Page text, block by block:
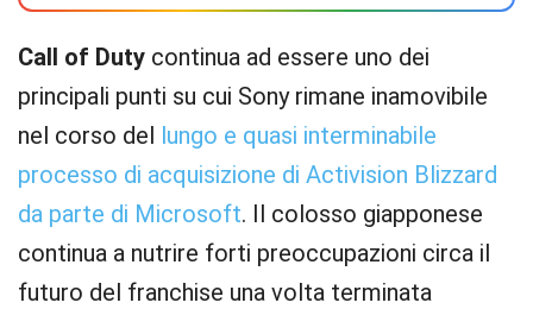
Call of Duty continua ad essere uno dei
principali punti su cui Sony rimane inamovibile
nel corso del lungo e quasi interminabile
processo di acquisizione di Activision Blizzard
da parte di Microsoft. Il colosso giapponese
continua a nutrire forti preoccupazioni circa il
futuro del franchise una volta terminata